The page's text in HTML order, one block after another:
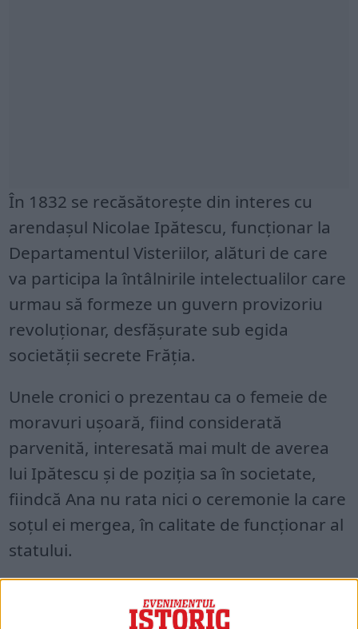
În 1832 se recăsătorește din interes cu
arendașul Nicolae Ipătescu, funcționar la
Departamentul Visteriilor, alături de care
va participa la întâlnirile intelectualilor care
urmau să formeze un guvern provizoriu
revoluționar, desfășurate sub egida
societății secrete Frăția.
Unele cronici o prezentau ca o femeie de
moravuri ușoară, fiind considerată
parvenită, interesată mai mult de averea
lui Ipătescu și de poziția sa în societate,
fiindcă Ana nu rata nici o ceremonie la care
soțul ei mergea, în calitate de funcționar al
statului.
revoluționari citesc Proclamația de la Islaz,